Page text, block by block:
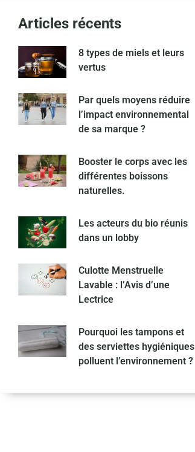
Articles récents
8 types de miels et leurs
vertus
Par quels moyens réduire
l’impact environnemental
de sa marque ?
Booster le corps avec les
différentes boissons
naturelles.
Les acteurs du bio réunis
dans un lobby
Culotte Menstruelle
Lavable : l’Avis d’une
Lectrice
Pourquoi les tampons et
des serviettes hygiéniques
polluent l’environnement ?